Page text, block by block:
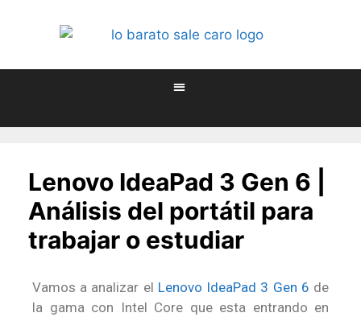
Lenovo IdeaPad 3 Gen 6 |
Análisis del portátil para
trabajar o estudiar
Vamos a analizar el Lenovo IdeaPad 3 Gen 6 de
la gama con Intel Core que esta entrando en